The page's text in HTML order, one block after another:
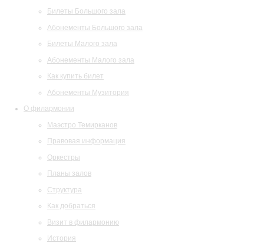
Билеты Большого зала
Абонементы Большого зала
Билеты Малого зала
Абонементы Малого зала
Как купить билет
Абонементы Музитория
О филармонии
Маэстро Темирканов
Правовая информация
Оркестры
Планы залов
Структура
Как добраться
Визит в филармонию
История